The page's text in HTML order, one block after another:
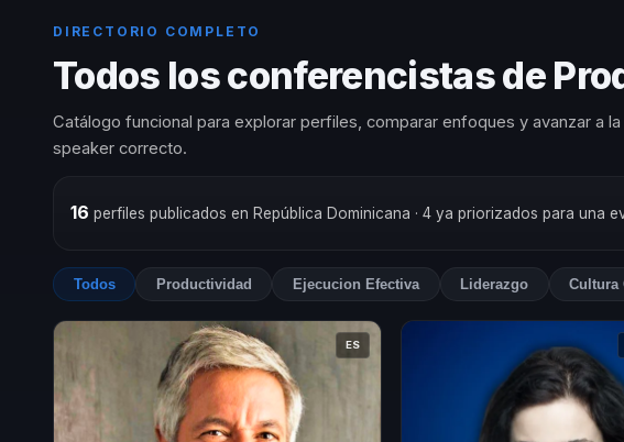
DIRECTORIO COMPLETO
Todos los conferencistas de
Catálogo funcional para explorar perfiles, comparar enfoques y avanzar a
speaker correcto.
16 perfiles publicados en República Dominicana · 4 ya priorizados para una
Todos Productividad Ejecucion Efectiva Liderazgo Cultura
ES